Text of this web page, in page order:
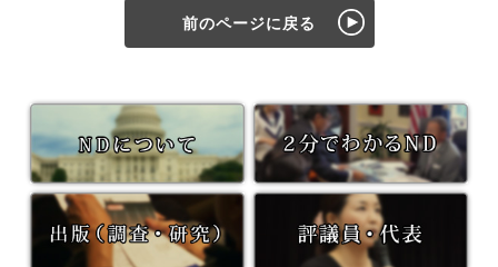
前のページに戻る